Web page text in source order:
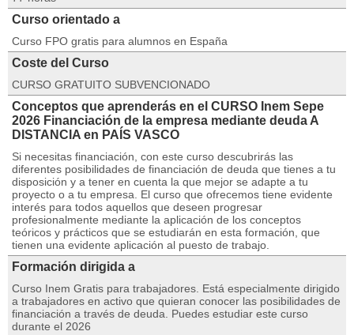
Curso orientado a
Curso FPO gratis para alumnos en España
Coste del Curso
CURSO GRATUITO SUBVENCIONADO
Conceptos que aprenderás en el CURSO Inem Sepe
2026 Financiación de la empresa mediante deuda A
DISTANCIA en PAÍS VASCO
Si necesitas financiación, con este curso descubrirás las
diferentes posibilidades de financiación de deuda que tienes a tu
disposición y a tener en cuenta la que mejor se adapte a tu
proyecto o a tu empresa. El curso que ofrecemos tiene evidente
interés para todos aquellos que deseen progresar
profesionalmente mediante la aplicación de los conceptos
teóricos y prácticos que se estudiarán en esta formación, que
tienen una evidente aplicación al puesto de trabajo.
Formación dirigida a
Curso Inem Gratis para trabajadores. Está especialmente dirigido
a trabajadores en activo que quieran conocer las posibilidades de
financiación a través de deuda. Puedes estudiar este curso
durante el 2026